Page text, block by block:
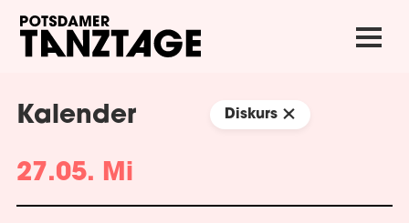
Kalender Diskurs
27.05. Mi